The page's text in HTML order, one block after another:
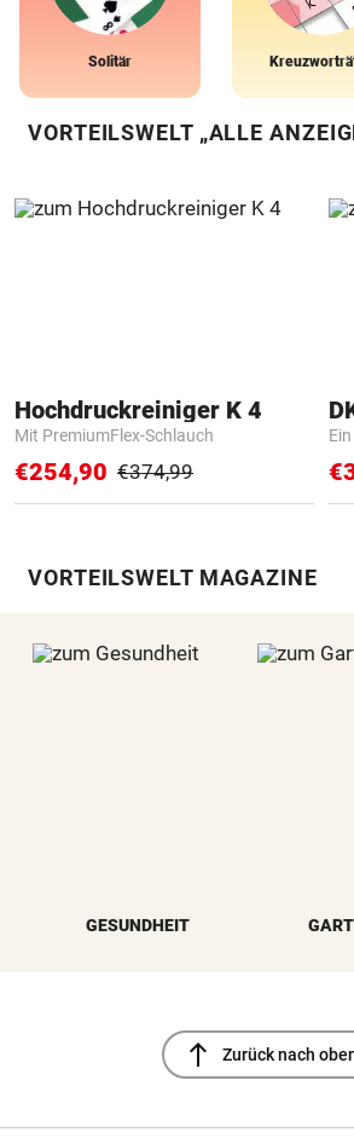
Solitär
VORTEILSWELT „ALLE
Hochdruckreiniger K 4
Mit PremiumFlex-Schlauch
€254,90 €374,99
VORTEILSWELT MAGAZINE
GESUNDHEIT
north Zurück nach